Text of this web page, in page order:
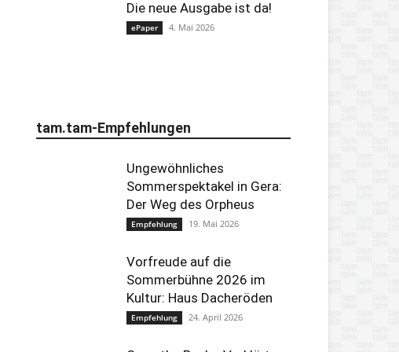
Die neue Ausgabe ist da!
ePaper 4. Mai 2026
tam.tam-Empfehlungen
Ungewöhnliches
Sommerspektakel in Gera:
Der Weg des Orpheus
Empfehlung 19. Mai 2026
Vorfreude auf die
Sommerbühne 2026 im
Kultur: Haus Dacheröden
Empfehlung 24. April 2026